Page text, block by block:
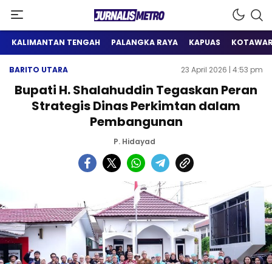
Jurnalis Metro
Satu Wadah Informasi
KALIMANTAN TENGAH PALANGKA RAYA KAPUAS
BARITO UTARA 23 April 2026 | 4:53 pm
Bupati H. Shalahuddin Tegaskan Peran
Strategis Dinas Perkimtan dalam
Pembangunan
P. Hidayad